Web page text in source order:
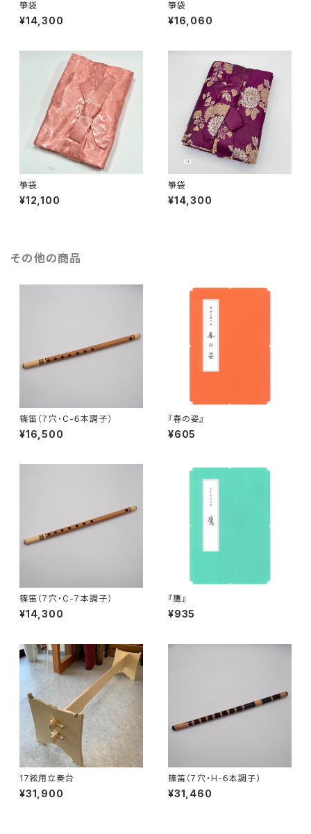
箏袋
¥14,300
箏袋
¥16,060
箏袋
¥12,100
箏袋
¥14,300
その他の商品
篠笛（７穴・C-６本調子）
¥16,500
『春の姿』
¥605
篠笛（７穴・C-７本調子）
¥14,300
『鷹』
¥935
17絃用立奏台
¥31,900
篠笛（７穴・H-６本調子）
¥31,460